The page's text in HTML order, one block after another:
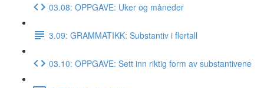
03.08: OPPGAVE: Uker og måneder
3.09: GRAMMATIKK: Substantiv i flertall
03.10: OPPGAVE: Sett inn riktig form av substantivene